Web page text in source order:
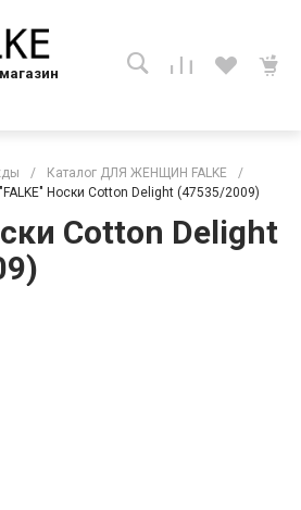
/ Каталог ДЛЯ ЖЕНЩИН FALKE
/
"FALKE" Носки Cotton Delight (47535/2009)
Cotton Delight